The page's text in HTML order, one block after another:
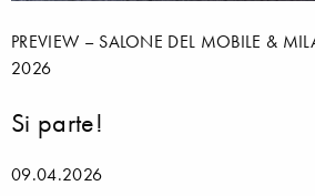
PREVIEW – SALONE DEL MOBILE &
2026
Si parte!
09.04.2026